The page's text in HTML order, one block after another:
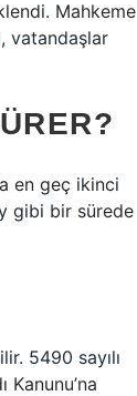
Mahkeme
vatandaşlar
en geç ikinci
gibi bir sürede
5490 sayılı